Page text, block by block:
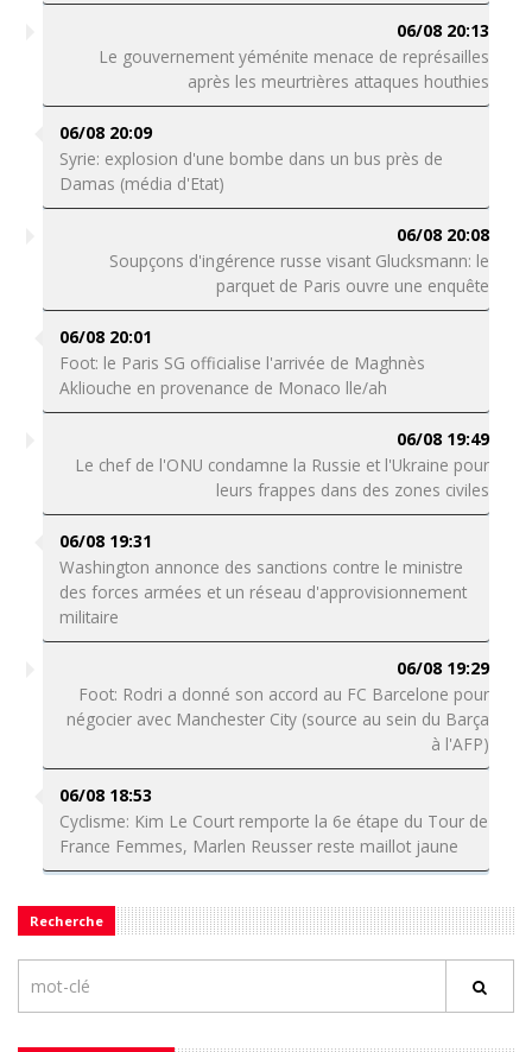
06/08 20:13
Le gouvernement yéménite menace de représailles
après les meurtrières attaques houthies
06/08 20:09
Syrie: explosion d'une bombe dans un bus près de
Damas (média d'Etat)
06/08 20:08
Soupçons d'ingérence russe visant Glucksmann: le
parquet de Paris ouvre une enquête
06/08 20:01
Foot: le Paris SG officialise l'arrivée de Maghnès
Akliouche en provenance de Monaco lle/ah
06/08 19:49
Le chef de l'ONU condamne la Russie et l'Ukraine pour
leurs frappes dans des zones civiles
06/08 19:31
Washington annonce des sanctions contre le ministre
des forces armées et un réseau d'approvisionnement
militaire
06/08 19:29
Foot: Rodri a donné son accord au FC Barcelone pour
négocier avec Manchester City (source au sein du Barça
à l'AFP)
06/08 18:53
Cyclisme: Kim Le Court remporte la 6e étape du Tour de
France Femmes, Marlen Reusser reste maillot jaune
Recherche